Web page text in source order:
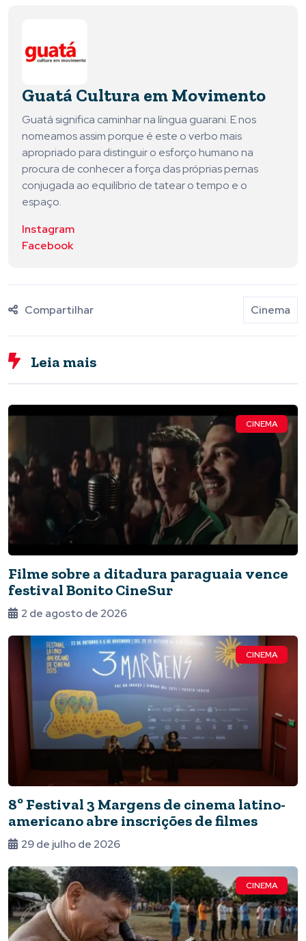
Guatá Cultura em Movimento
Guatá significa caminhar na língua guarani. E nos
nomeamos assim porque é este o verbo mais
apropriado para distinguir o esforço humano na
procura de conhecer a força das próprias pernas
conjugada ao equilíbrio de tatear o tempo e o
espaço.
Instagram
Facebook
Compartilhar Cinema
Leia mais
CINEMA
Filme sobre a ditadura paraguaia vence
festival Bonito CineSur
2 de agosto de 2026
CINEMA
8º Festival 3 Margens de cinema latino-
americano abre inscrições de filmes
29 de julho de 2026
CINEMA